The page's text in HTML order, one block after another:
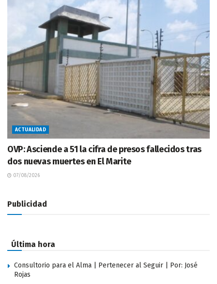
ACTUALIDAD
OVP: Asciende a 51 la cifra de presos fallecidos tras
dos nuevas muertes en El Marite
07/08/2026
Publicidad
Última hora
Consultorio para el Alma | Pertenecer al Seguir | Por: José
Rojas